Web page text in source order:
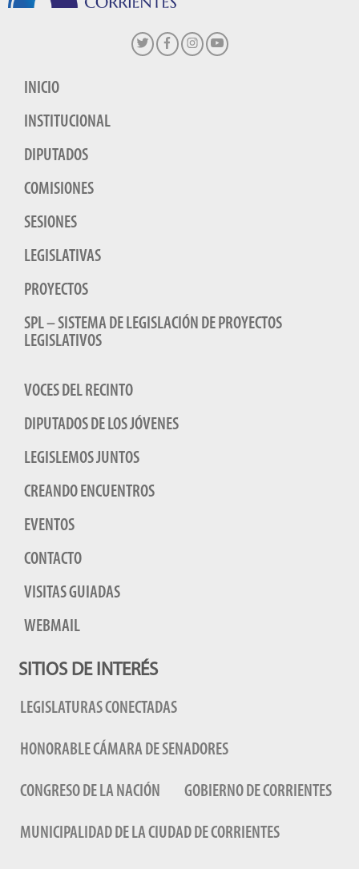
INICIO
INSTITUCIONAL
DIPUTADOS
COMISIONES
SESIONES
LEGISLATIVAS
PROYECTOS
SPL – SISTEMA DE LEGISLACIÓN DE PROYECTOS
LEGISLATIVOS
VOCES DEL RECINTO
DIPUTADOS DE LOS JÓVENES
LEGISLEMOS JUNTOS
CREANDO ENCUENTROS
EVENTOS
CONTACTO
VISITAS GUIADAS
WEBMAIL
SITIOS DE INTERÉS
LEGISLATURAS CONECTADAS
HONORABLE CÁMARA DE SENADORES
CONGRESO DE LA NACIÓN GOBIERNO DE CORRIENTES
MUNICIPALIDAD DE LA CIUDAD DE CORRIENTES